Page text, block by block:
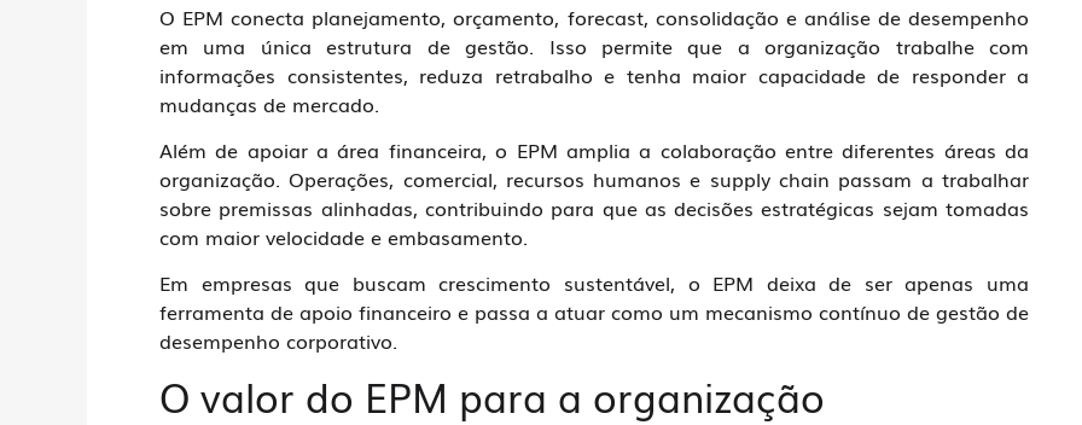
O EPM conecta planejamento, orçamento, forecast, consolidação e análise de desempenho
em uma única estrutura de gestão. Isso permite que a organização trabalhe com
informações consistentes, reduza retrabalho e tenha maior capacidade de responder a
mudanças de mercado.
Além de apoiar a área financeira, o EPM amplia a colaboração entre diferentes áreas da
organização. Operações, comercial, recursos humanos e supply chain passam a trabalhar
sobre premissas alinhadas, contribuindo para que as decisões estratégicas sejam tomadas
com maior velocidade e embasamento.
Em empresas que buscam crescimento sustentável, o EPM deixa de ser apenas uma
ferramenta de apoio financeiro e passa a atuar como um mecanismo contínuo de gestão de
desempenho corporativo.
O valor do EPM para a organização